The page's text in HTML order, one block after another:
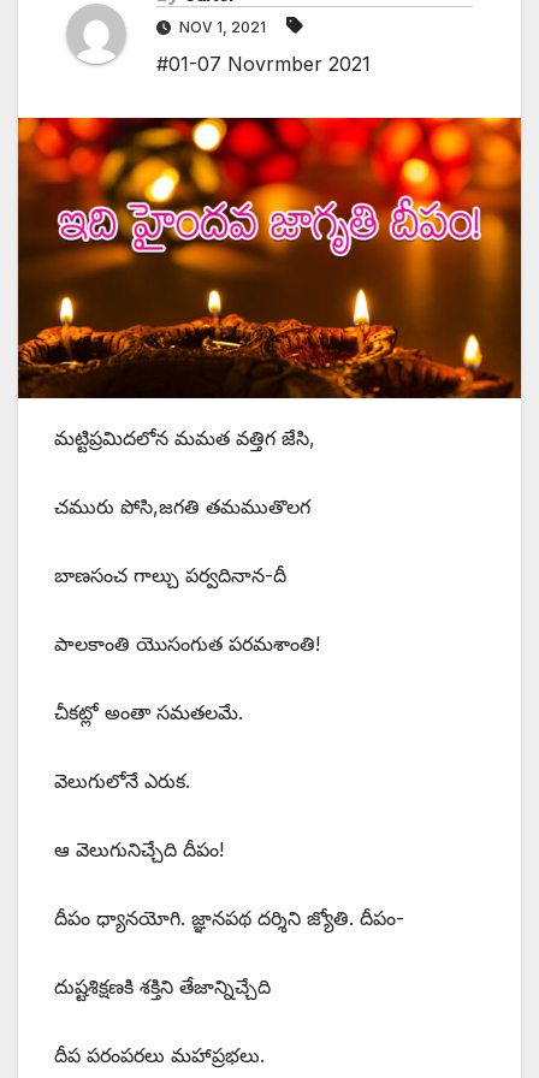
NOV 1, 2021
#01-07 Novrmber 2021
మట్టిప్రమిదలోన మమత వత్తిగ జేసి,
చమురు పోసి,జగతి తమముతొలగ
బాణసంచ గాల్చు పర్వదినాన-దీ
పాలకాంతి యొసంగుత పరమశాంతి!
చీకట్లో అంతా సమతలమే.
వెలుగులోనే ఎరుక.
ఆ వెలుగునిచ్చేది దీపం!
దీపం ధ్యానయోగి. జ్ఞానపథ దర్శిని జ్యోతి. దీపం-
దుష్టశిక్షణకి శక్తిని తేజాన్నిచ్చేది
దీప పరంపరలు మహాప్రభలు.